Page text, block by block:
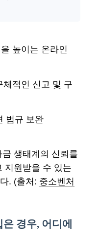
높이는 온라인
체적인 신고 및 구
법규 보완
생태계의 신뢰를
지원받을 수 있는
. (출처: 중소벤처
경우, 어디에